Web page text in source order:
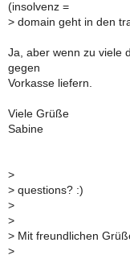
(insolvenz =
> domain geht in den
Ja, aber wenn zu viele
gegen
Vorkasse liefern.
Viele Grüße
Sabine
>
> questions? :)
>
>
> Mit freundlichen
>